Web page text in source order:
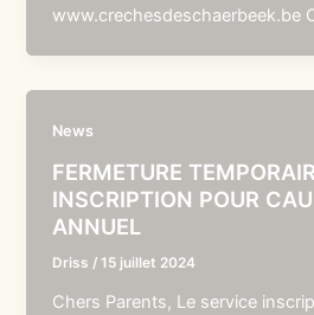
www.crechesdeschaerbeek.be
News
FERMETURE
INSCRIPTION POUR
ANNUEL
Driss /15 juillet 2024
Chers Parents, Le service